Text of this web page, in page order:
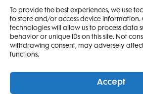
To provide the best experiences, we use
to store and/or access device information.
technologies will allow us to process data
behavior or unique IDs on this site. Not
withdrawing consent, may adversely
functions.
Accept
PRETPLATITE SE